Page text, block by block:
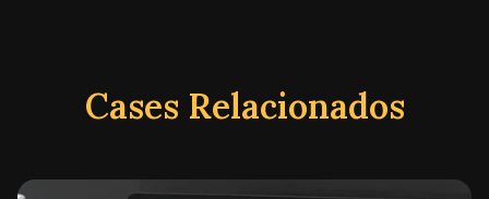
Cases Relacionados